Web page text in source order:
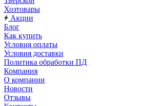
Хозтовары
Акции
Блог
Как купить
Условия оплаты
Условия доставки
Политика обработки ПД
Компания
О компании
Новости
Отзывы